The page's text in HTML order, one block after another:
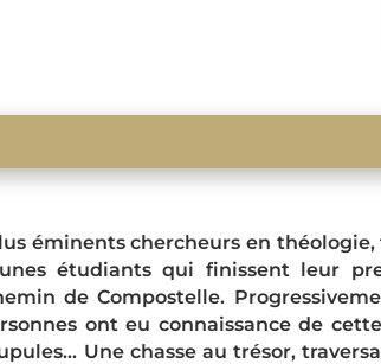
éminents chercheurs en
étudiants qui finissent leur
de Compostelle.
ont eu connaissance de
Une chasse au trésor,